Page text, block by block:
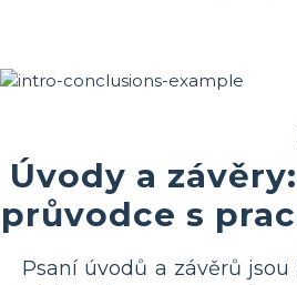
Úvody a
průvodce s
Psaní úvodů a závěrů